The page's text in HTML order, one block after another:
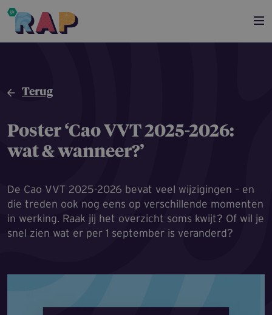
Overslaan en naar de inhoud gaan
Terug
Poster ‘Cao VVT 2025-2026:
wat & wanneer?’
De Cao VVT 2025-2026 bevat veel wijzigingen – en
die treden ook nog eens op verschillende momenten
in werking. Raak jij het overzicht soms kwijt? Of wil je
snel zien wat er per 1 september is veranderd?